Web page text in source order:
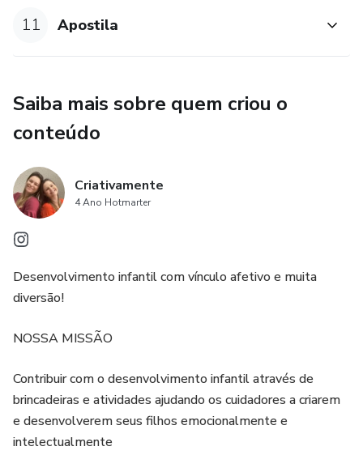
11 Apostila
Saiba mais sobre quem criou o
conteúdo
Criativamente
4 Ano Hotmarter
Desenvolvimento infantil com vínculo afetivo e muita
diversão!
NOSSA MISSÃO
Contribuir com o desenvolvimento infantil através de
brincadeiras e atividades ajudando os cuidadores a criarem
e desenvolverem seus filhos emocionalmente e
intelectualmente